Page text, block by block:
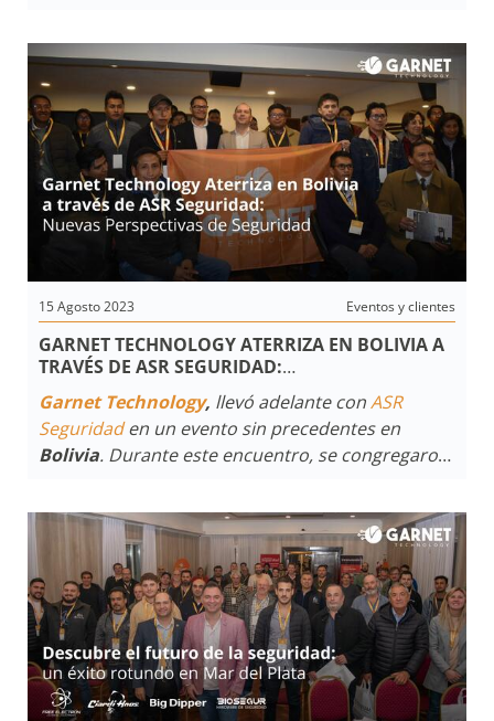
de la seguridad. El evento reunió a una nutrida
concurrencia, marcando un hito en la celebración
de los24 años de trayectoria de Security
MarketyGarnet Technologyestuvo presente.
15 Agosto 2023 Eventos y clientes
GARNET TECHNOLOGY ATERRIZA EN BOLIVIA A
TRAVÉS DE ASR SEGURIDAD:
NUEVAS PERSPECTIVAS DE SEGURIDAD
Garnet Technology, llevó adelante conASR
Seguridaden un evento sin precedentes en
Bolivia. Durante este encuentro, se congregaron
sumergirse en las últimas novedades y
estrategias en el ámbito de la seguridad y las
alarmas.